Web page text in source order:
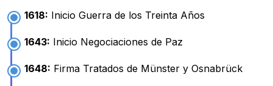
1618: Inicio Guerra de los Treinta Años
1643: Inicio Negociaciones de Paz
1648: Firma Tratados de Münster y Osnabrück